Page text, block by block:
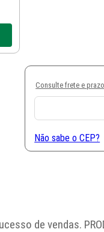
Consulte frete e
Não sabe o CEP?
de vendas.